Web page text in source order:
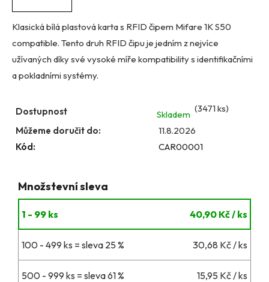
Klasická bílá plastová karta s RFID čipem Mifare 1K S50
compatible. Tento druh RFID čipu je jedním z nejvíce
užívaných díky své vysoké míře kompatibility s identifikačními
a pokladními systémy.
Dostupnost Skladem
(3471 ks)
Můžeme doručit do:
11.8.2026
Kód:
CAR00001
Množstevní sleva
1 - 99 ks 40,90 Kč/ ks
100 - 499 ks = sleva 25 % 30,68 Kč / ks
500 - 999 ks = sleva 61 % 15,95 Kč / ks